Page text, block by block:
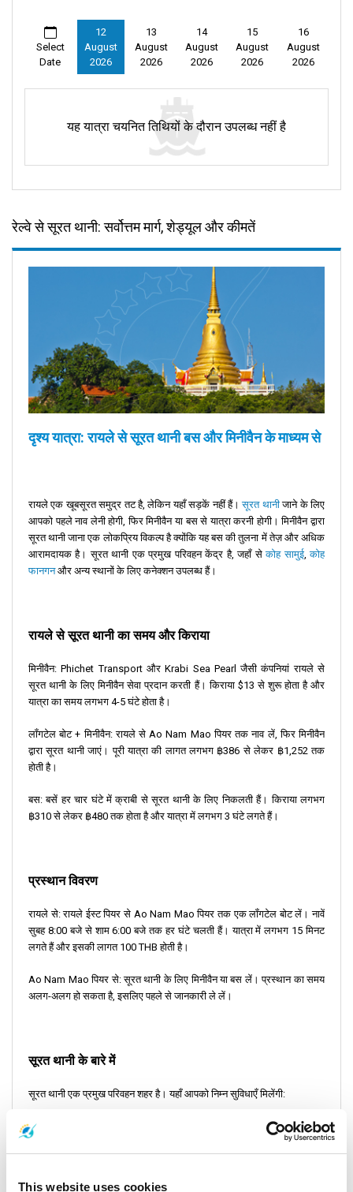
This website uses cookies
Select
Date
12
August
2026
13
August
2026
14
August
2026
15
August
2026
16
August
2026
यह यात्रा चयनित तिथियों के दौरान उपलब्ध नहीं है
रेल्वे से सूरत थानी: सर्वोत्तम मार्ग, शेड्यूल और कीमतें
दृश्य यात्रा: रायले से सूरत थानी बस और मिनीवैन के माध्यम से
रायले एक खूबसूरत समुद्र तट है, लेकिन यहाँ सड़कें नहीं हैं।सूरत थानीजाने के लिए
आपको पहले नाव लेनी होगी, फिर मिनीवैन या बस से यात्रा करनी होगी। मिनीवैन द्वारा
सूरत थानी जाना एक लोकप्रिय विकल्प है क्योंकि यह बस की तुलना में तेज़ और अधिक
आरामदायक है। सूरत थानी एक प्रमुख परिवहन केंद्र है, जहाँ सेकोह सामुई,कोह
फानगनऔर अन्य स्थानों के लिए कनेक्शन उपलब्ध हैं।
रायले से सूरत थानी का समय और किराया
मिनीवैन: Phichet Transport और Krabi Sea Pearl जैसी कंपनियां रायले से
सूरत थानी के लिए मिनीवैन सेवा प्रदान करती हैं। किराया $13 से शुरू होता है और
यात्रा का समय लगभग 4-5 घंटे होता है।
लॉंगटेल बोट + मिनीवैन: रायले से Ao Nam Mao पियर तक नाव लें, फिर मिनीवैन
द्वारा सूरत थानी जाएं। पूरी यात्रा की लागत लगभग ฿386 से लेकर ฿1,252 तक
होती है।
बस: बसें हर चार घंटे में क्राबी से सूरत थानी के लिए निकलती हैं। किराया लगभग
฿310 से लेकर ฿480 तक होता है और यात्रा में लगभग 3 घंटे लगते हैं।
प्रस्थान विवरण
रायले से: रायले ईस्ट पियर से Ao Nam Mao पियर तक एक लॉंगटेल बोट लें। नावें
सुबह 8:00 बजे से शाम 6:00 बजे तक हर घंटे चलती हैं। यात्रा में लगभग 15 मिनट
लगते हैं और इसकी लागत 100 THB होती है।
Ao Nam Mao पियर से: सूरत थानी के लिए मिनीवैन या बस लें। प्रस्थान का समय
अलग-अलग हो सकता है, इसलिए पहले से जानकारी ले लें।
सूरत थानी के बारे में
सूरत थानी एक प्रमुख परिवहन शहर है। यहाँ आपको निम्न सुविधाएँ मिलेंगी:
सूरत थानी हवाई अड्डा (शहर से 21 किमी दूर) जो बैंकॉक और अन्य गंतव्यों के लिए